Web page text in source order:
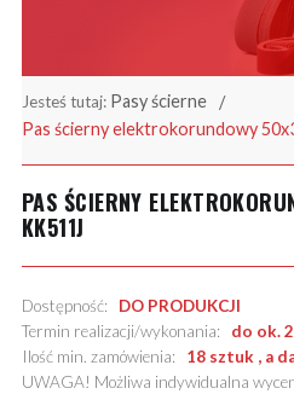
Jesteś tutaj: Pasy ścierne
Pas ścierny elektrokorundowy
PAS ŚCIERNY
KK511J
Dostępność: DO PRODUKCJI
Termin realizacji/wykonania: do ok.
Ilość min. zamówienia: 18 sztuk , a
UWAGA! Możliwa indywidualna